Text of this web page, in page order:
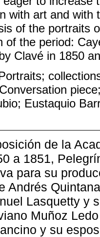
with art and with
of the portraits
of the period:
Clavé in 1850
Eustaquio
de la
a 1851,
para su
Andrés
Lasquetty y
Muñoz
y su